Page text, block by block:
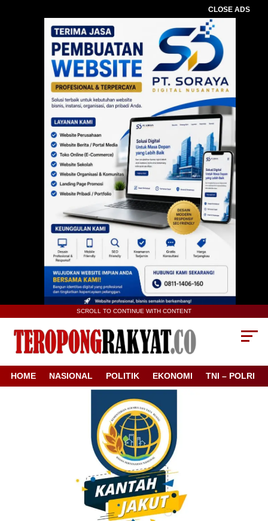
CLOSE ADS
SCROLL TO CONTINUE WITH CONTENT
HOME NASIONAL POLITIK EKONOMI TNI – POLRI